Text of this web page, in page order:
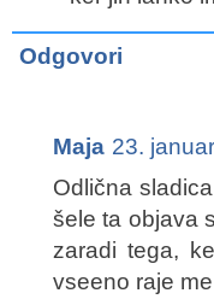
Odgovori
Maja 23.
Odlična
šele ta objava
zaradi tega,
vseeno raje